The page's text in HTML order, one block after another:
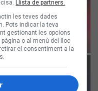
Llista de partners.
les teves dades
Pots indicar la teva
gestionant les opcions
o al menú del lloc
el consentiment a la